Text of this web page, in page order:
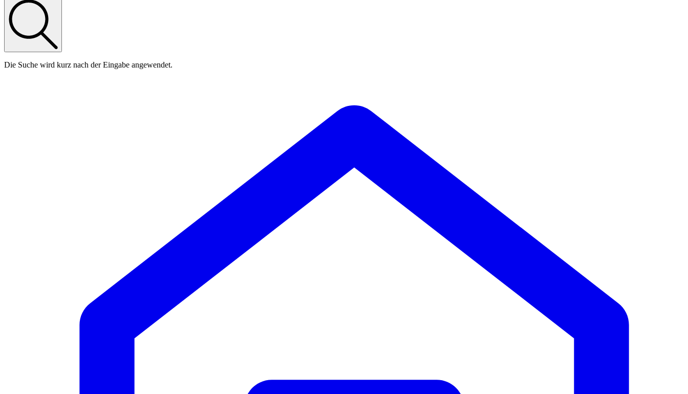
Die Suche wird kurz nach der Eingabe angewendet.